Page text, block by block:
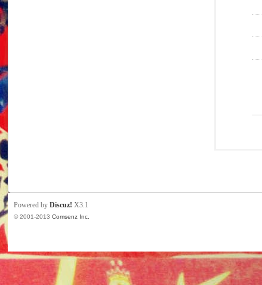
Powered byDiscuz! X3.1
© 2001-2013Comsenz Inc.